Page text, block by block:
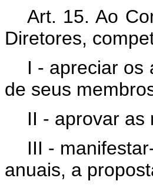
Art. 15. Ao
Diretores,
I - apreciar os
de seus
II - aprovar as
III -
anuais, a